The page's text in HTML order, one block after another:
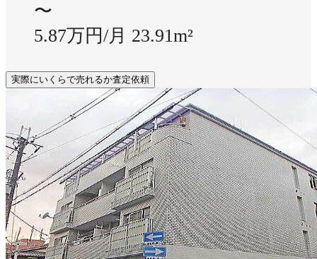
〜
5.87万円/月 23.91m²
実際にいくらで売れるか査定依頼